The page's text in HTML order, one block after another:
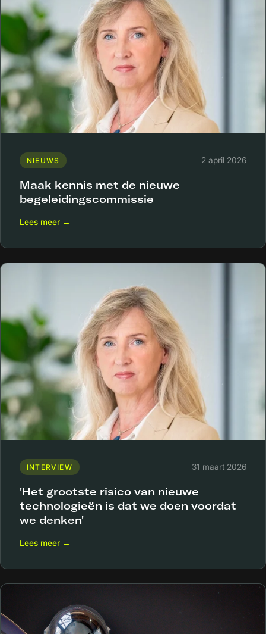
NIEUWS 2 april 2026
Maak kennis met de nieuwe
begeleidingscommissie
Lees meer →
INTERVIEW 31 maart 2026
'Het grootste risico van nieuwe
technologieën is dat we doen voordat
we denken'
Lees meer →